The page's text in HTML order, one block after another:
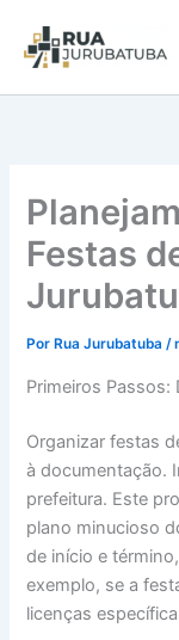
Festas
Por Rua Jurubatuba/
Primeiros Passos:
Organizar festas
à documentação.
prefeitura. Este
plano minucioso
de início e
exemplo, se a
licenças